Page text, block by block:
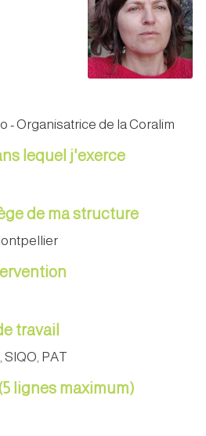
- Organisatrice de la Coralim
lequel j'exerce
de ma structure
travail
PAT
lignes maximum)